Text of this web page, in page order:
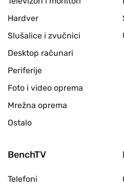
Hardver
Slušalice i zvučnici
Desktop računari
Periferije
Foto i video oprema
Mrežna oprema
Ostalo
BenchTV
Telefoni